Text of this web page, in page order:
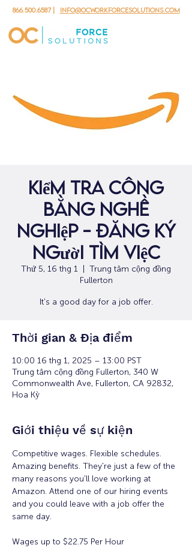
866.500.6587| info@ocworkforcesolutions.com
kiểm tra công
bằng nghề
nghiệp - đăng ký
người tìm việc
Thứ 5, 16 thg 1
Trung tâm cộng đồng
Fullerton
It's a good day for a job offer.
Thời gian & Địa điểm
10:00 16 thg 1, 2025 – 13:00 PST
Trung tâm cộng đồng Fullerton, 340 W
Commonwealth Ave, Fullerton, CA 92832,
Hoa Kỳ
Giới thiệu về sự kiện
Competitive wages. Flexible schedules.
Amazing benefits. They're just a few of the
many reasons you'll love working at
Amazon. Attend one of our hiring events
and you could leave with a job offer the
same day.
Wages up to $22.75 Per Hour